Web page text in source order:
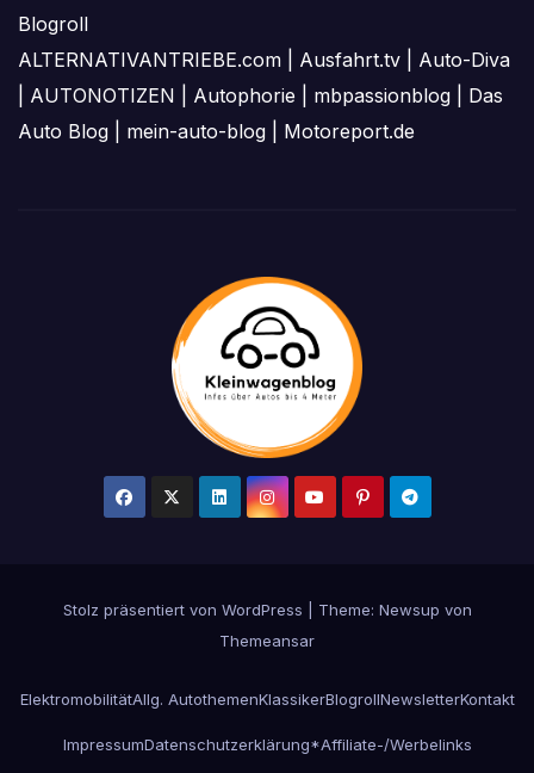
Blogroll
ALTERNATIVANTRIEBE.com
Ausfahrt.tv
Auto-Diva
AUTONOTIZEN Autophorie mbpassionblog
Das
Auto Blog
mein-auto-blog Motoreport.de
Stolz präsentiert von WordPress
Theme: Newsup von
Themeansar
ElektromobilitätAllg. AutothemenKlassikerBlogrollNewsletterKontakt
ImpressumDatenschutzerklärung*Affiliate-/Werbelinks